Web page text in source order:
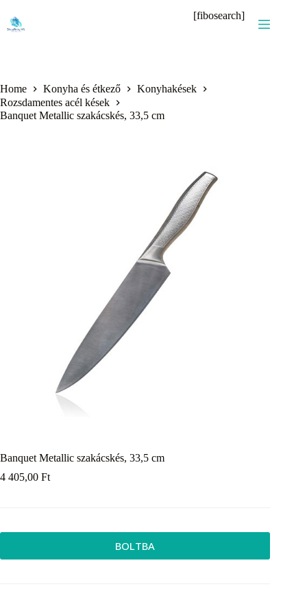
content
[fibosearch]
Home Konyha és étkező
Konyhakések
Rozsdamentes acél kések
Banquet Metallic szakácskés, 33,5 cm
Banquet Metallic szakácskés, 33,5 cm
4 405,00 Ft
BOLTBA